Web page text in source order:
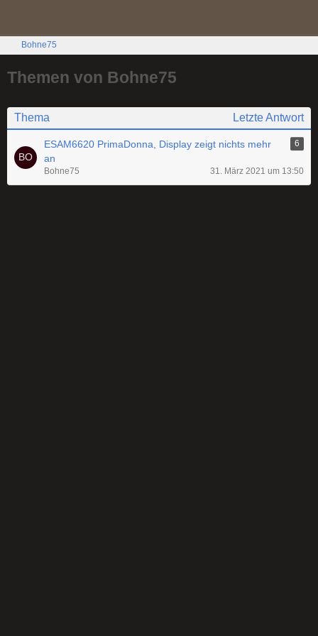
Bohne75
Themen von Bohne75
Thema Letzte Antwort
ESAM6620 PrimaDonna, Display zeigt nichts mehr
an
6
Bohne75 31. März 2021 um 13:50